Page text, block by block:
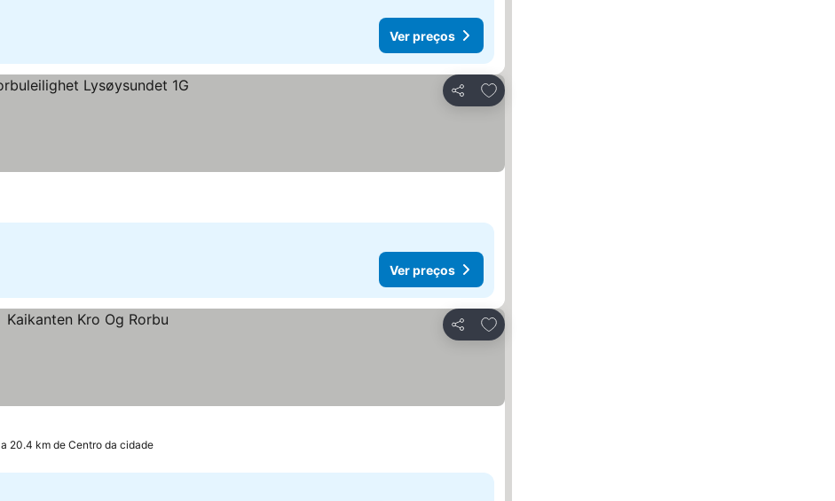
Ver preços
Partilhar
Adicionar aos favoritos
Ver preços
Partilhar
Adicionar aos favoritos
a 20.4 km de Centro da cidade